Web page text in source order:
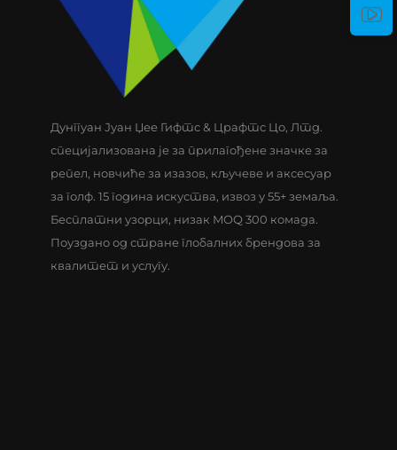
Дунггуан Јуан Џее Гифтс & Црафтс Цо, Лтд.
специјализована је за прилагођене значке за
репел, новчиће за изазов, кључеве и аксесуар
за голф. 15 година искуства, извоз у 55+ земаља.
Бесплатни узорци, низак MOQ 300 комада.
Поуздано од стране глобалних брендова за
квалитет и услугу.